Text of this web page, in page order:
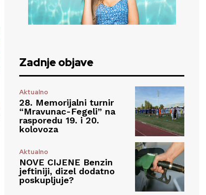
Zadnje objave
Aktualno
28. Memorijalni turnir
“Mravunac-Fegeli” na
rasporedu 19. i 20.
kolovoza
Aktualno
NOVE CIJENE Benzin
jeftiniji, dizel dodatno
poskupljuje?